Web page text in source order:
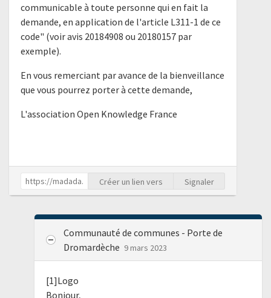
communicable à toute personne qui en fait la
demande, en application de l'article L311-1 de ce
code" (voir avis 20184908 ou 20180157 par
exemple).
En vous remerciant par avance de la bienveillance
que vous pourrez porter à cette demande,
L'association Open Knowledge France
Créer un lien vers Signaler
Communauté de communes - Porte de
Dromardèche 9 mars 2023
[1]Logo
Bonjour,